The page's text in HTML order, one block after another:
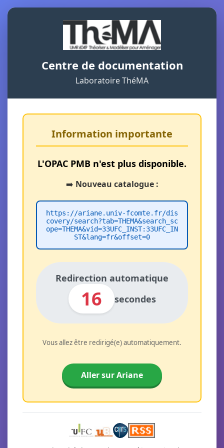
Centre de documentation
Laboratoire ThéMA
Information importante
L'OPAC PMB n'est plus disponible.
➡️ Nouveau catalogue :
https://ariane.univ-fcomte.fr/dis
covery/search?tab=THEMA&search_sc
ope=THEMA&vid=33UFC_INST:33UFC_IN
ST&lang=fr&offset=0
Redirection automatique
16 secondes
Vous allez être redirigé(e) automatiquement.
Aller sur Ariane